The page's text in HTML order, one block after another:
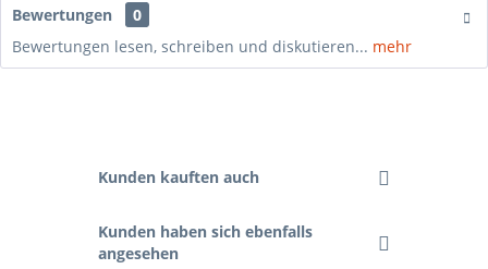
Bewertungen
0
Bewertungen lesen, schreiben und diskutieren... mehr
Kunden kauften auch
Kunden haben sich ebenfalls
angesehen